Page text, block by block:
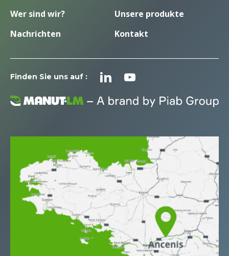
Wer sind wir?
Unsere produkte
Nachrichten
Kontakt
Finden Sie uns auf :